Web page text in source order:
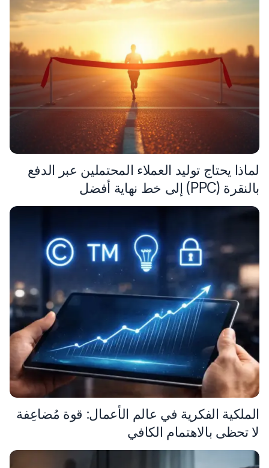
لماذا يحتاج توليد العملاء المحتملين عبر الدفع
بالنقرة (PPC) إلى خط نهاية أفضل
الملكية الفكرية في عالم الأعمال: قوة مُضاعِفة
لا تحظى بالاهتمام الكافي